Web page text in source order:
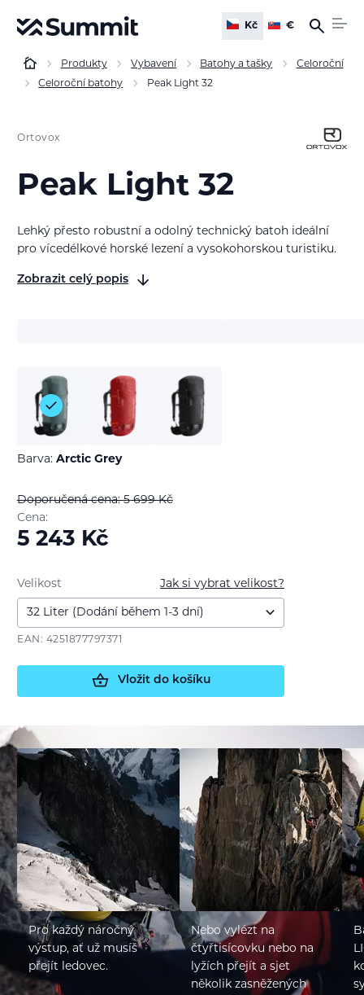
Kč €
Produkty Vybavení Batohy a tašky
Celoroční
Celoroční batohy
Peak Light 32
Ortovox
Peak Light 32
Lehký přesto robustní a odolný technický batoh ideální
pro vícedélkové horské lezení a vysokohorskou turistiku.
Zobrazit celý popis
Barva: Arctic Grey
Doporučená cena: 5 699Kč
Cena:
5 243 Kč
Jak si vybrat velikost?
Velikost
EAN: 4251877797371
Vložit do košíku
Pro každý náročný
výstup, ať už musíš
přejít ledovec.
Nebo vylézt na
čtyřtisícovku nebo na
lyžích přejít a sjet
několik zasněžených